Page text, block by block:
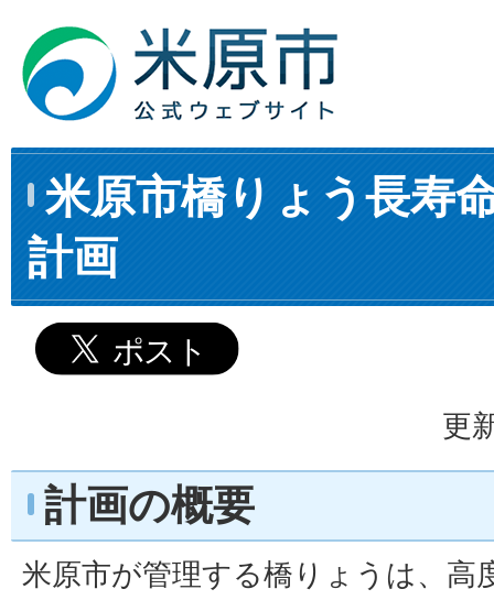
米原市橋りょう長寿
計画
更
計画の概要
米原市が管理する橋りょうは、高